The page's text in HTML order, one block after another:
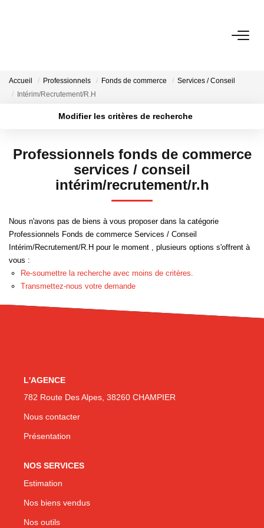
BIENS VENDUS
NOTRE AGENCE
Qui Sommes-Nous
Nous Rejoindre
Nos Actualités
CONTACT
Accueil Professionnels Fonds de commerce
Services / Conseil
Intérim/Recrutement/R.H
Modifier les critères de recherche
Plus de critères Créer une alerte
Professionnels fonds de commerce
services / conseil
intérim/recrutement/r.h
Nous n'avons pas de biens à vous proposer dans la catégorie
Professionnels Fonds de commerce Services / Conseil
Intérim/Recrutement/R.H pour le moment , plusieurs options s'offrent à
vous :
Re-soumettre la recherche avec moins de critères.
Transmettez-nous votre demande
L'AGENCE
782 Route Des Alpes, 38260 CHAMPIER
Nous contacter
Présentation
NOS SERVICES
Estimation
Nos biens vendus
Nos outils